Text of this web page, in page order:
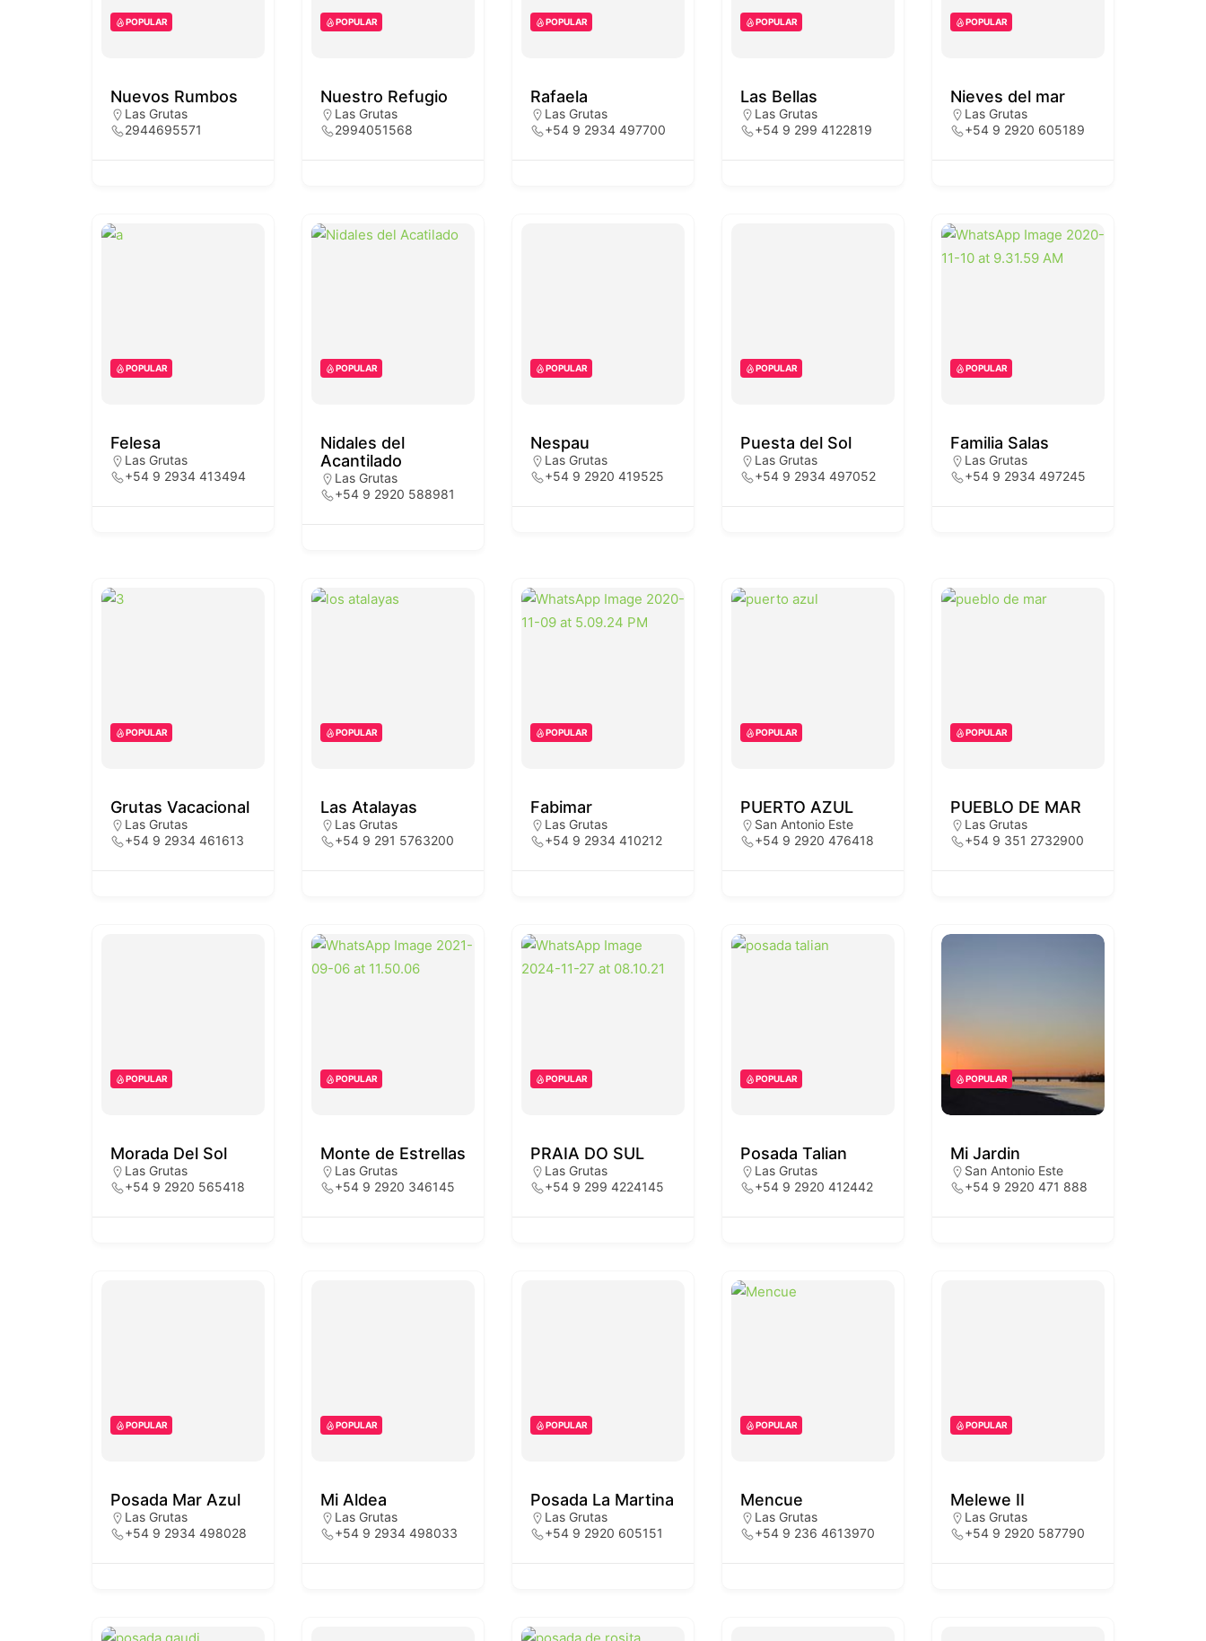
POPULAR
Nuevos Rumbos
Las Grutas
2944695571
POPULAR
Nuestro Refugio
Las Grutas
2994051568
POPULAR
Rafaela
Las Grutas
+54 9 2934 497700
POPULAR
Las Bellas
Las Grutas
+54 9 299 4122819
POPULAR
Nieves del mar
Las Grutas
+54 9 2920 605189
POPULAR
Felesa
Las Grutas
+54 9 2934 413494
POPULAR
Nidales del
Acantilado
Las Grutas
+54 9 2920 588981
POPULAR
Nespau
Las Grutas
+54 9 2920 419525
POPULAR
Puesta del Sol
Las Grutas
+54 9 2934 497052
POPULAR
Familia Salas
Las Grutas
+54 9 2934 497245
POPULAR
Grutas Vacacional
Las Grutas
+54 9 2934 461613
POPULAR
Las Atalayas
Las Grutas
+54 9 291 5763200
POPULAR
Fabimar
Las Grutas
+54 9 2934 410212
POPULAR
PUERTO AZUL
San Antonio Este
+54 9 2920 476418
POPULAR
PUEBLO DE MAR
Las Grutas
+54 9 351 2732900
POPULAR
Morada Del Sol
Las Grutas
+54 9 2920 565418
POPULAR
Monte de Estrellas
Las Grutas
+54 9 2920 346145
POPULAR
PRAIA DO SUL
Las Grutas
+54 9 299 4224145
POPULAR
Posada Talian
Las Grutas
+54 9 2920 412442
POPULAR
Mi Jardin
San Antonio Este
+54 9 2920 471 888
POPULAR
Posada Mar Azul
Las Grutas
+54 9 2934 498028
POPULAR
Mi Aldea
Las Grutas
+54 9 2934 498033
POPULAR
Posada La Martina
Las Grutas
+54 9 2920 605151
POPULAR
Mencue
Las Grutas
+54 9 236 4613970
POPULAR
Melewe II
Las Grutas
+54 9 2920 587790